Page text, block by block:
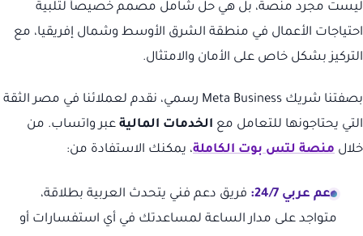
ليست مجرد منصة، بل هي حل شامل مصمم خصيصاً لتلبية
احتياجات الأعمال في منطقة الشرق الأوسط وشمال إفريقيا، مع
التركيز بشكل خاص على الأمان والامتثال.
بصفتنا شريك Meta Business رسمي، نقدم لعملائنا في مصر الثقة
التي يحتاجونها للتعامل مع الخدمات المالية عبر واتساب. من
خلال منصة لتس بوت الكاملة، يمكنك الاستفادة من:
دعم عربي 24/7:
فريق دعم فني يتحدث العربية بطلاقة،
متواجد على مدار الساعة لمساعدتك في أي استفسارات أو